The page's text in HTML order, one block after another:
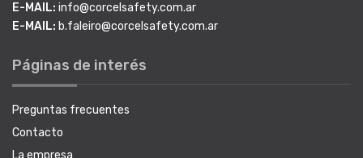
E-MAIL: info@corcelsafety.com.ar
E-MAIL: b.faleiro@corcelsafety.com.ar
Páginas de interés
Preguntas frecuentes
Contacto